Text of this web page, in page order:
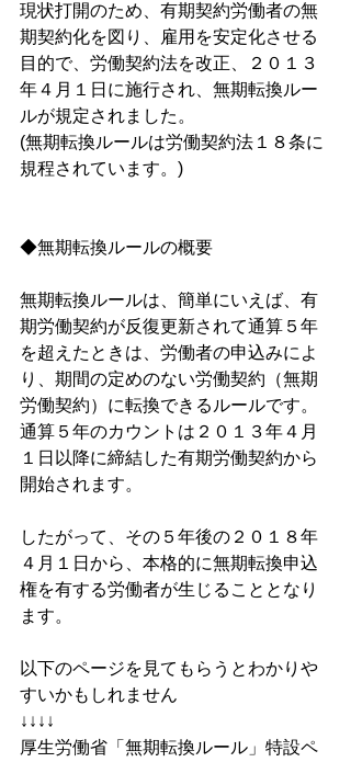
現状打開のため、有期契約労働者の無
期契約化を図り、雇用を安定化させる
目的で、労働契約法を改正、２０１３
年４月１日に施行され、無期転換ルー
ルが規定されました。
(無期転換ルールは労働契約法１８条に
規程されています。)
◆無期転換ルールの概要
無期転換ルールは、簡単にいえば、有
期労働契約が反復更新されて通算５年
を超えたときは、労働者の申込みによ
り、期間の定めのない労働契約（無期
労働契約）に転換できるルールです。
通算５年のカウントは２０１３年４月
１日以降に締結した有期労働契約から
開始されます。
したがって、その５年後の２０１８年
４月１日から、本格的に無期転換申込
権を有する労働者が生じることとなり
ます。
以下のページを見てもらうとわかりや
すいかもしれません
↓↓↓↓
厚生労働省「無期転換ルール」特設ペ